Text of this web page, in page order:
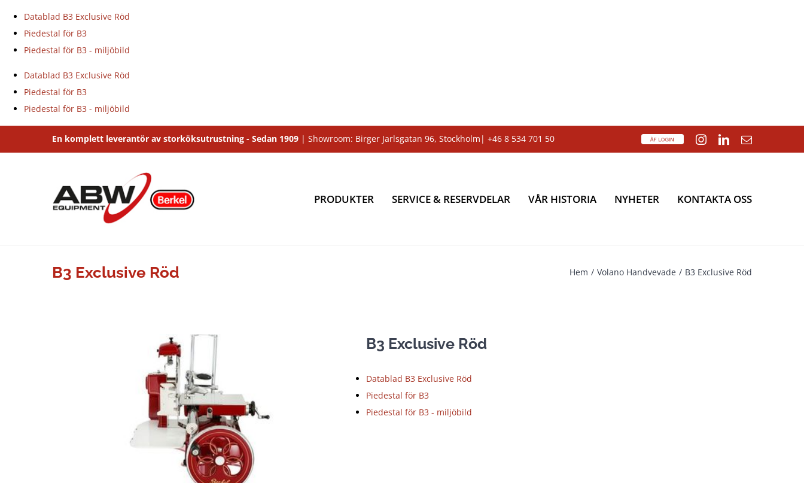
Datablad B3 Exclusive Röd
Piedestal för B3
Piedestal för B3 - miljöbild
Datablad B3 Exclusive Röd
Piedestal för B3
Piedestal för B3 - miljöbild
till
En komplett leverantör av storköksutrustning - Sedan 1909 | Showroom: Birger Jarlsgatan 96, Stockholm| +46 8 534 701 50
ÅF
Instagram
LinkedIn
E-
PRODUKTER SERVICE & RESERVDELAR VÅR HISTORIA NYHETER KONTAKTA OSS
B3 Exclusive Röd Hem Volano Handvevade B3 Exclusive Röd
B3 Exclusive Röd
Datablad B3 Exclusive Röd
Piedestal för B3
Piedestal för B3 - miljöbild